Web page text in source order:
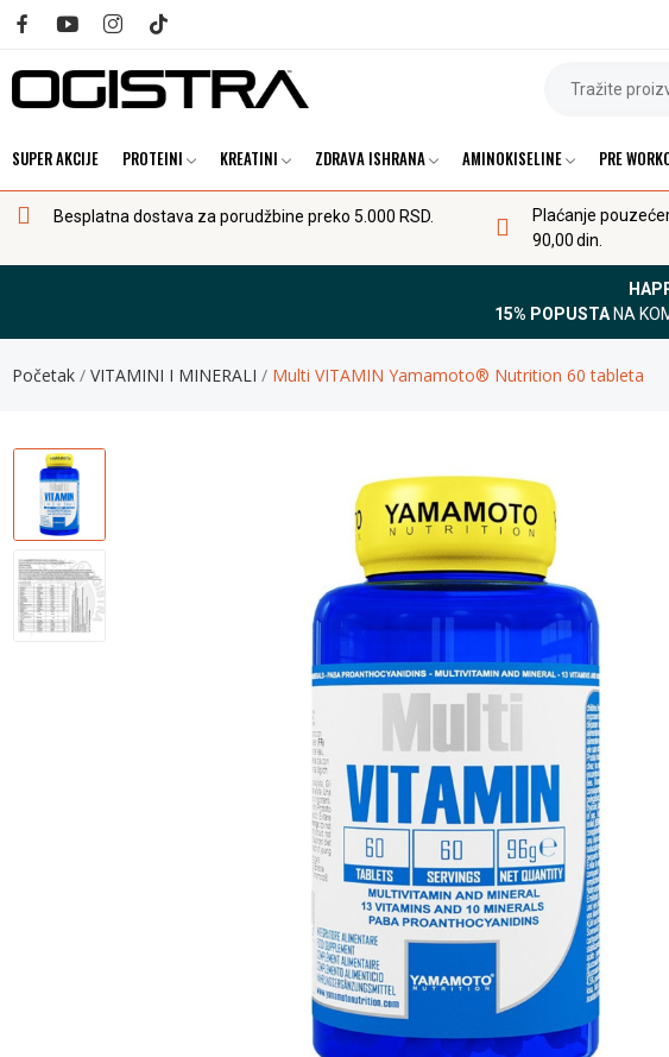
SUPER AKCIJE PROTEINI KREATINI ZDRAVA ISHRANA AMINOKISELINE PRE
Besplatna dostava za porudžbine preko 5.000 RSD.
Plaćanje
90,00 din.
15% POPUSTANA
Početak VITAMINI I MINERALI Multi VITAMIN Yamamoto® Nutrition 60 tableta